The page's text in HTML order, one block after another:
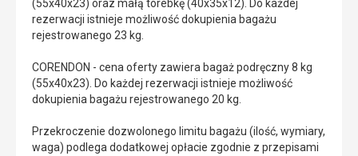
(55x40x23) oraz małą torebkę (40x35x12). Do każdej
rezerwacji istnieje możliwość dokupienia bagażu
rejestrowanego 23 kg.
CORENDON - cena oferty zawiera bagaż podręczny 8 kg
(55x40x23). Do każdej rezerwacji istnieje możliwość
dokupienia bagażu rejestrowanego 20 kg.
Przekroczenie dozwolonego limitu bagażu (ilość, wymiary,
waga) podlega dodatkowej opłacie zgodnie z przepisami